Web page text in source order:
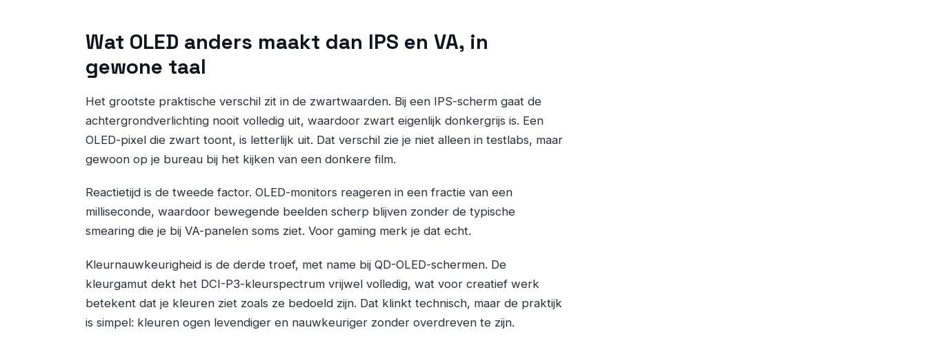
Wat OLED anders maakt dan IPS en VA, in
gewone taal
Het grootste praktische verschil zit in de zwartwaarden. Bij een IPS-scherm gaat de
achtergrondverlichting nooit volledig uit, waardoor zwart eigenlijk donkergrijs is. Een
OLED-pixel die zwart toont, is letterlijk uit. Dat verschil zie je niet alleen in testlabs, maar
gewoon op je bureau bij het kijken van een donkere film.
Reactietijd is de tweede factor. OLED-monitors reageren in een fractie van een
milliseconde, waardoor bewegende beelden scherp blijven zonder de typische
smearing die je bij VA-panelen soms ziet. Voor gaming merk je dat echt.
Kleurnauwkeurigheid is de derde troef, met name bij QD-OLED-schermen. De
kleurgamut dekt het DCI-P3-kleurspectrum vrijwel volledig, wat voor creatief werk
betekent dat je kleuren ziet zoals ze bedoeld zijn. Dat klinkt technisch, maar de praktijk
is simpel: kleuren ogen levendiger en nauwkeuriger zonder overdreven te zijn.